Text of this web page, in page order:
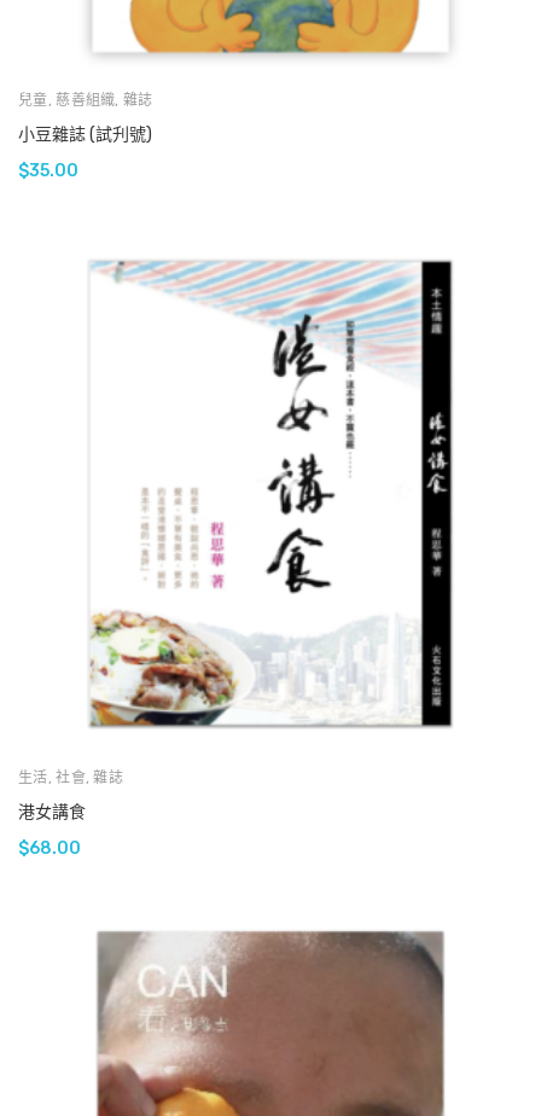
兒童, 慈善組織,雜誌
小豆雜誌 (試刋號)
$35.00
生活,社會,雜誌
港女講食
$68.00